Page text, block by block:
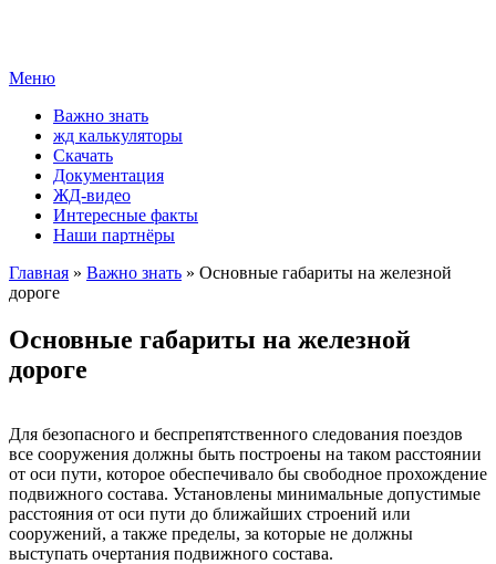
Меню
Важно знать
жд калькуляторы
Скачать
Документация
ЖД-видео
Интересные факты
Наши партнёры
Главная » Важно знать » Основные габариты на железной
дороге
Основные габариты на железной
дороге
Для безопасного и беспрепятственного следования поездов
все сооружения должны быть построены на таком расстоянии
от оси пути, которое обеспечивало бы свободное прохождение
подвижного состава. Установлены минимальные допустимые
расстояния от оси пути до ближайших строений или
сооружений, а также пределы, за которые не должны
выступать очертания подвижного состава.